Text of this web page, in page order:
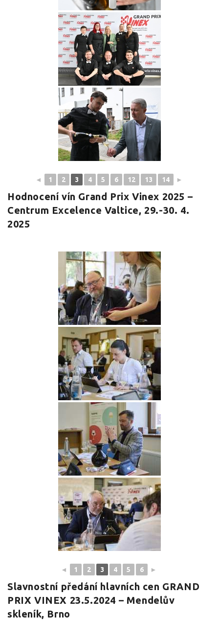
◄ 1 2 3 4 5 6 12 13 14 ►
Hodnocení vín Grand Prix Vinex 2025 –
Centrum Excelence Valtice, 29.-30. 4.
2025
◄ 1 2 3 4 5 6 ►
Slavnostní předání hlavních cen GRAND
PRIX VINEX 23.5.2024 – Mendelův
skleník, Brno